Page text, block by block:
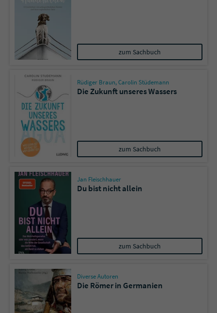
zum Sachbuch
Rüdiger Braun,Carolin Stüdemann
Die Zukunft unseres Wassers
zum Sachbuch
Jan Fleischhauer
Du bist nicht allein
zum Sachbuch
Diverse Autoren
Die Römer in Germanien